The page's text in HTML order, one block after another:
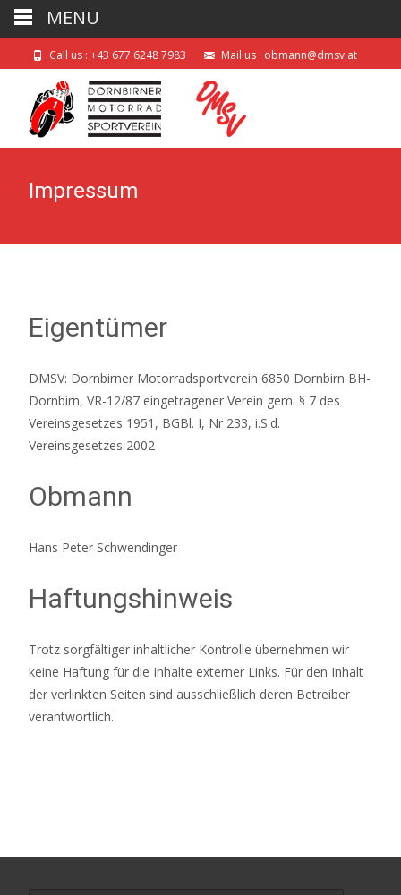
Call us : +43 677 6248 7983 Mail us : obmann@dmsv.at
Impressum
Eigentümer
DMSV: Dornbirner Motorradsportverein 6850 Dornbirn BH-
Dornbirn, VR-12/87 eingetragener Verein gem. § 7 des
Vereinsgesetzes 1951, BGBl. I, Nr 233, i.S.d.
Vereinsgesetzes 2002
Obmann
Hans Peter Schwendinger
Haftungshinweis
Trotz sorgfältiger inhaltlicher Kontrolle übernehmen wir
keine Haftung für die Inhalte externer Links. Für den Inhalt
der verlinkten Seiten sind ausschließlich deren Betreiber
verantwortlich.
MENU